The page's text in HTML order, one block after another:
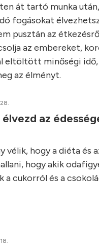
át tartó munka
fogásokat
pusztán az
az embereket,
eltöltött minőségi idő,
az élményt.
az
vélik, hogy a diéta és
hogy akik
a cukorról és a